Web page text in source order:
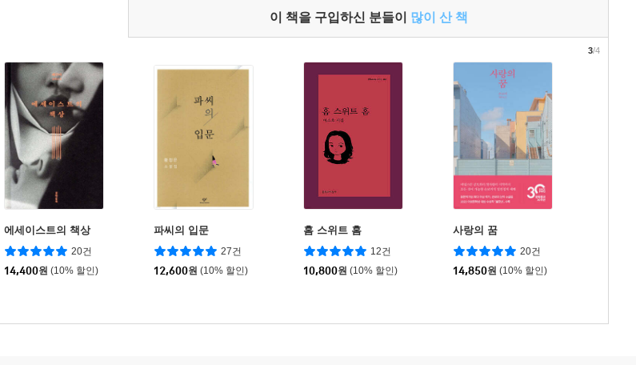
이 책을 구입하신 분들이 많이 산 책
에세이스트의 책상
20건
14,400원 (10% 할인)
파씨의 입문
27건
12,600원 (10% 할인)
홈 스위트 홈
12건
10,800원 (10% 할인)
사랑의 꿈
20건
14,850원 (10% 할인)
3/4